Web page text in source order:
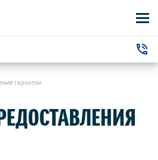
- Санкт-
гарантии